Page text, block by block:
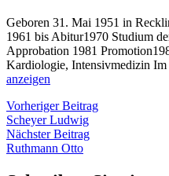
Geboren 31. Mai 1951 in
1961 bis Abitur1970 Studium
Approbation 1981
Kardiologie, Intensivmedizin Im
anzeigen
Beitragsnavigation
Vorheriger BeitragVorheriger
Scheyer Ludwig
Nächster BeitragNächster
Ruthmann Otto